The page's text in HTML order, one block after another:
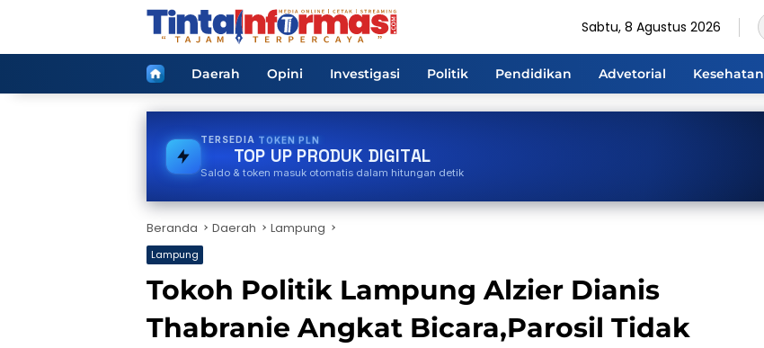
Sabtu, 8 Agustus 2026
HomeDaerah Opini Investigasi Politik Pendidikan Advetorial Kesehatan
TERSEDIA TOKEN PLN
TOP UP PRODUK DIGITAL
Saldo & token masuk otomatis dalam hitungan detik
Beranda Daerah Lampung
Lampung
Tokoh Politik Lampung Alzier Dianis
Thabranie Angkat Bicara,Parosil Tidak